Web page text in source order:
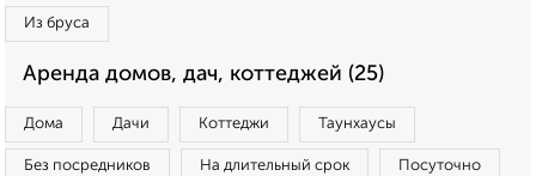
Из бруса
Аренда домов, дач, коттеджей (25)
Дома Дачи Коттеджи Таунхаусы
Без посредников На длительный срок Посуточно